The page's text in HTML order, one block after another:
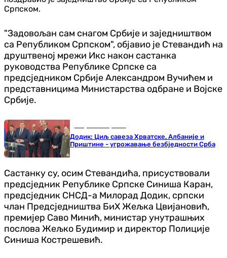
Српском.
"Задовољан сам снагом Србије и заједништвом
са Републиком Српском", објавио је Стевандић на
друштвеној мрежи Икс након састанка
руководства Републике Српске са
предсједником Србије Александром Вучићем и
представницима Министарства одбране и Војске
Србије.
Додик: Циљ савеза Хрватске, Албаније и
Приштине - угрожавање безбједности Срба
Састанку су, осим Стевандића, присуствовали
предсједник Републике Српске Синиша Каран,
предсједник СНСД-а Милорад Додик, српски
члан Предсједништва БиХ Жељка Цвијановић,
премијер Саво Минић, министар унутрашњих
послова Жељко Будимир и директор Полиције
Синиша Кострешевић.